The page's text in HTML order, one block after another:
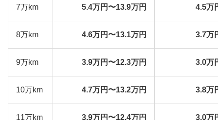
7万km 5.4万円〜13.9万円 4.5万
8万km 4.6万円〜13.1万円 3.7万
9万km 3.9万円〜12.3万円 3.0万
10万km 4.7万円〜13.2万円 3.8万
11万km 3.9万円〜12.4万円 3.0万